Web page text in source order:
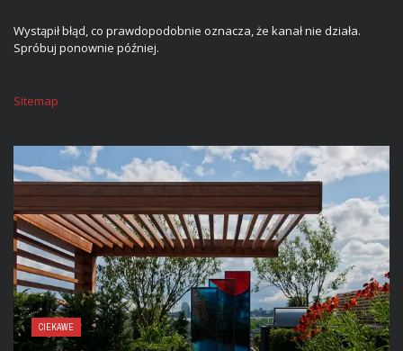
Wystąpił błąd, co prawdopodobnie oznacza, że kanał nie działa.
Spróbuj ponownie później.
Sitemap
CIEKAWE